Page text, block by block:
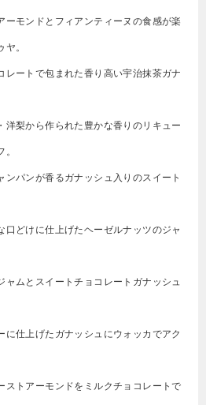
ーモンドとフィアンティーヌの食感が楽
。
レートで包まれた香り高い宇治抹茶ガナ
洋梨から作られた豊かな香りのリキュー
ンパンが香るガナッシュ入りのスイート
口どけに仕上げたヘーゼルナッツのジャ
ャムとスイートチョコレートガナッシュ
に仕上げたガナッシュにウォッカでアク
ストアーモンドをミルクチョコレートで